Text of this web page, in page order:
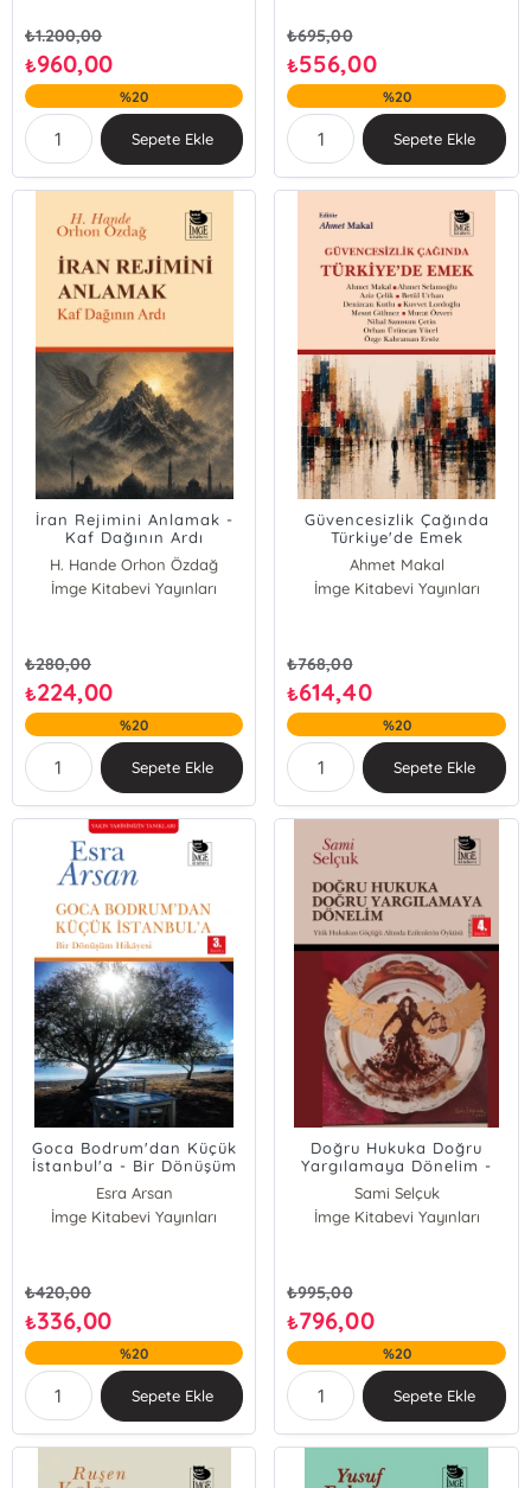
₺1.200,00
₺960,00
%20
Sepete Ekle
₺695,00
₺556,00
%20
Sepete Ekle
İran Rejimini Anlamak -
Kaf Dağının Ardı
H. Hande Orhon Özdağ
İmge Kitabevi Yayınları
₺280,00
₺224,00
%20
Sepete Ekle
Güvencesizlik Çağında
Türkiye'de Emek
Ahmet Makal
Ahmet Selamoğlu
Denizcan Kutlu
Kuvvet Lordoğlu
Mesut Gülmez
Murat Özveri
Nihal Samsum Çetin
Orhan Ürüncan Yücel
Özge Kahraman Ersöz
İmge Kitabevi Yayınları
₺768,00
₺614,40
%20
Sepete Ekle
Goca Bodrum'dan Küçük
İstanbul'a - Bir Dönüşüm
Esra Arsan
İmge Kitabevi Yayınları
₺420,00
₺336,00
%20
Sepete Ekle
Doğru Hukuka Doğru
Yargılamaya Dönelim -
Yitik Hukukun Göçüğü
Altında Ezilmelerin
Öyküsü
Sami Selçuk
İmge Kitabevi Yayınları
₺995,00
₺796,00
%20
Sepete Ekle